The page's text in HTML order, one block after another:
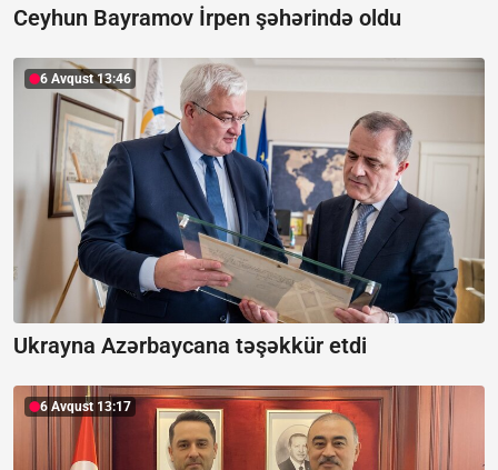
Ceyhun Bayramov İrpen şəhərində oldu
6 Avqust 13:46
Ukrayna Azərbaycana təşəkkür etdi
6 Avqust 13:17